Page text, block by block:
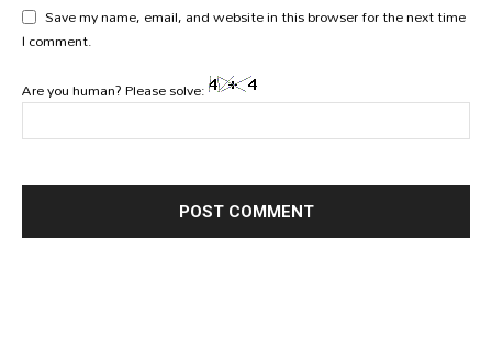
Save my name, email, and website in this browser for the next time
I comment.
Are you human? Please solve: